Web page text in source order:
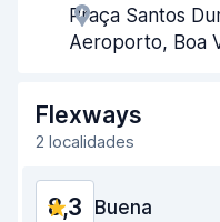
Rapidez en la recogida
Limpieza del vehículo
Estado del vehículo
Praça Santos
Aeroporto, Boa
Flexways
2 localidades
8,3 Buena